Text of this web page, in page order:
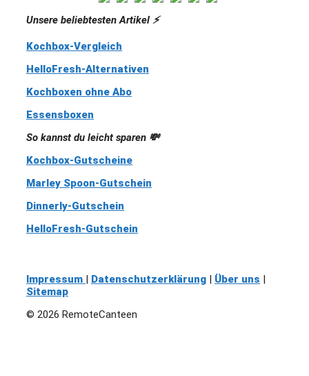
Unsere beliebtesten Artikel ⚡️
Kochbox-Vergleich
HelloFresh-Alternativen
Kochboxen ohne Abo
Essensboxen
So kannst du leicht sparen 💸
Kochbox-Gutscheine
Marley Spoon-Gutschein
Dinnerly-Gutschein
HelloFresh-Gutschein
Impressum | Datenschutzerklärung | Über uns |
Sitemap
© 2026 RemoteCanteen